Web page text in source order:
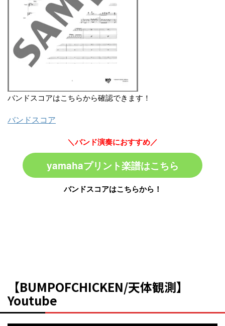
バンドスコアはこちらから確認できます！
バンドスコア
＼バンド演奏におすすめ／
yamahaプリント楽譜はこちら
バンドスコアはこちらから！
【BUMPOFCHICKEN/天体観測】
Youtube